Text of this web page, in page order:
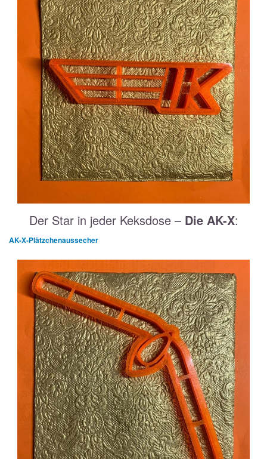
Der Star in jeder Keksdose – Die AK-X:
AK-X-Plätzchenaussecher